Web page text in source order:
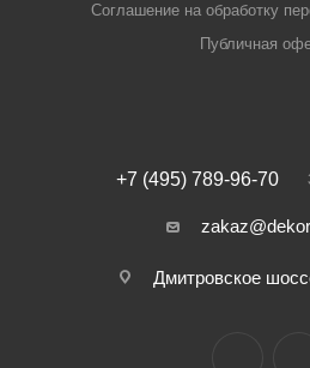
Соглашение на обработку
Публичная
+7 (495) 789-96-70
Дмитровское